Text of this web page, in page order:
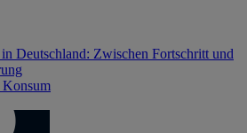
Deutschland: Zwischen Fortschritt und